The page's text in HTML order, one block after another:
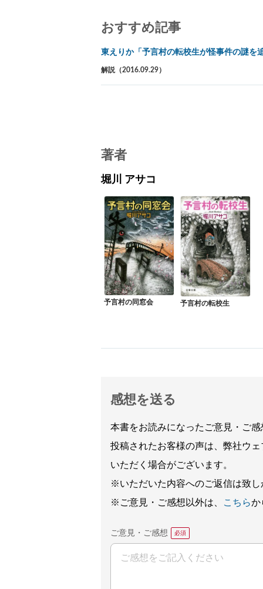
おすすめ記事
東えりか「予言村の転校生が怪事件の謎を
解説（2016.09.29）
著者
堀川 アサコ
予言村の同窓会 予言村の転校生
感想を送る
本書をお読みになったご意見・ご
投稿されたお客様の声は、弊社ウ
いただく場合がございます。
※いただいた内容へのご返信は致
※ご意見・ご感想以外は、
こちらか
ご意見・ご感想